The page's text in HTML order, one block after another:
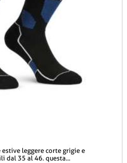
dal 35 al 46. questa...